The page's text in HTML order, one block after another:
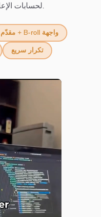
لحسابات الإعلانات وقوائم المتجر.
مقدّم + B-roll واجهة
تكرار سريع